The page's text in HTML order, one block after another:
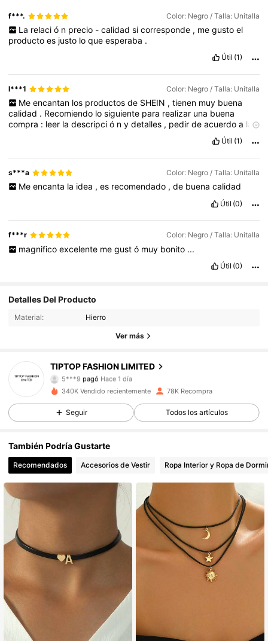
f***. Color: Negro / Talla: Unitalla
La relaci ó n precio - calidad si corresponde , me gusto el
productoes justo loqueesperaba .
Útil (1)
l***1 Color: Negro / Talla: Unitalla
Me encantan los productos de SHEIN , tienen muy buena
calidad . Recomiendo losiguiente para realizar una buena
compra : leer ladescripció nydetalles , pedirdeacuerdoa la
as
Útil (1)
s***a Color: Negro / Talla: Unitalla
Me encanta la idea , es recomendado , de buena calidad
Útil (0)
f***r Color: Negro / Talla: Unitalla
magnifico excelente me gust ó muy bonito ...
Útil (0)
Detalles Del Producto
Material: Hierro
Ver más
TIPTOP FASHION LIMITED
5***9
pagó Hace 1 día
l***1seguidoHace 5 horas
4,86
4,86
12K Seguidores
4,86 12K Seguidores
12K Seguidores
340K Vendido recientemente 78K Recompra
Seguir Todos los artículos
También Podría Gustarte
Recomendados Accesorios de Vestir Ropa Interior y Ropa de